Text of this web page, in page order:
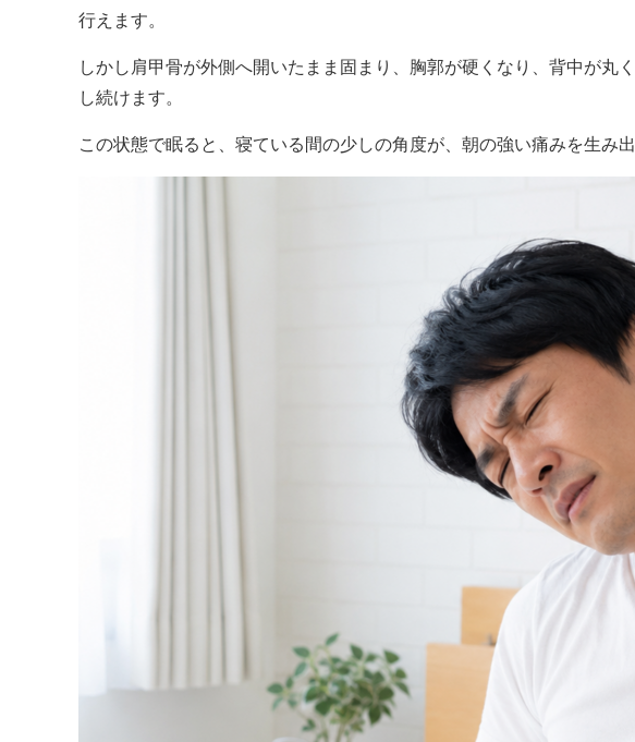
行えます。
しかし肩甲骨が外側へ開いたまま固まり、胸郭が硬くなり、背中が
し続けます。
この状態で眠ると、寝ている間の少しの角度が、朝の強い痛みを生み出